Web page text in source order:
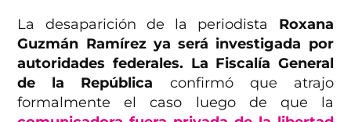
La desaparición de la periodista Roxana
Guzmán Ramírez ya será investigada por
autoridades federales. La Fiscalía General
de la República confirmó que atrajo
formalmente el caso luego de que la